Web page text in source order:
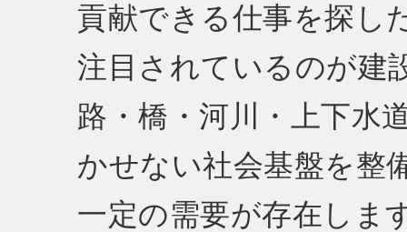
貢献できる仕事を探し
注目されているのが建
路・橋・河川・上下水
かせない社会基盤を整
一定の需要が存在しま